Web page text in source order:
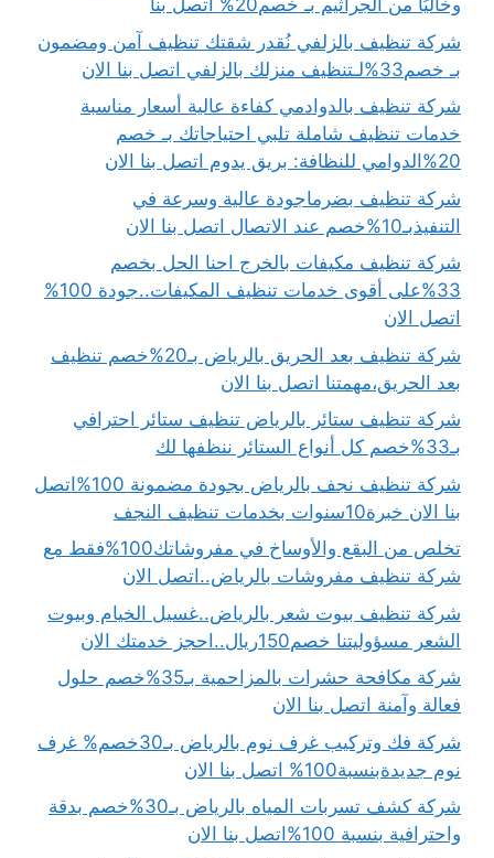
وخاليًا من الجراثيم بـ خصم20% اتصل بنا
شركة تنظيف بالزلفي نُقدر شقتك تنظيف آمن ومضمون
بـ خصم33%لـتنظيف منزلك بالزلفي اتصل بنا الان
شركة تنظيف بالدوادمي كفاءة عالية أسعار مناسبة
خدمات تنظيف شاملة تلبي احتياجاتك بـ خصم
20%الدوامي للنظافة: بريق يدوم اتصل بنا الان
شركة تنظيف بضرماجودة عالية وسرعة في
التنفيذبـ10%خصم عند الاتصال اتصل بنا الان
شركة تنظيف مكيفات بالخرج احنا الحل بخصم
33%على أقوى خدمات تنظيف المكيفات..جودة 100%
اتصل الان
شركة تنظيف بعد الحريق بالرياض بـ20%خصم تنظيف
بعد الحريق،مهمتنا اتصل بنا الان
شركة تنظيف ستائر بالرياض تنظيف ستائر احترافي
بـ33%خصم كل أنواع الستائر ننظفها لك
شركة تنظيف نجف بالرياض بجودة مضمونة 100%اتصل
بنا الان خبرة10سنوات بخدمات تنظيف النجف
تخلص من البقع والأوساخ في مفروشاتك100%فقط مع
شركة تنظيف مفروشات بالرياض..اتصل الان
شركة تنظيف بيوت شعر بالرياض..غسيل الخيام وبيوت
الشعر مسؤوليتنا خصم150ريال..احجز خدمتك الان
شركة مكافحة حشرات بالمزاحمية بـ35%خصم حلول
فعالة وآمنة اتصل بنا الان
شركة فك وتركيب غرف نوم بالرياض بـ30خصم% غرف
نوم جديدةبنسبة100% اتصل بنا الان
شركة كشف تسربات المياه بالرياض بـ30%خصم بدقة
واحترافية بنسبة 100%اتصل بنا الان